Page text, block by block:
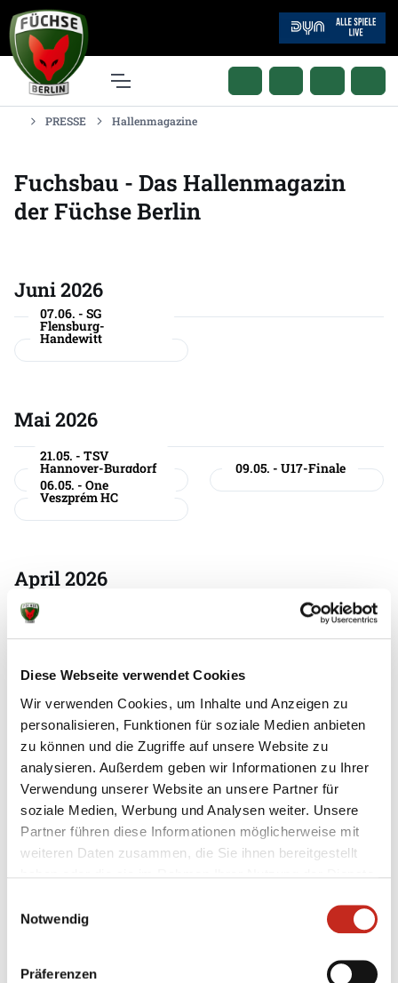
Diese Webseite verwendet Cookies
Wir verwenden Cookies, um Inhalte und Anzeigen zu
personalisieren, Funktionen für soziale Medien anbieten
zu können und die Zugriffe auf unsere Website zu
analysieren. Außerdem geben wir Informationen zu Ihrer
Verwendung unserer Website an unsere Partner für
soziale Medien, Werbung und Analysen weiter. Unsere
Partner führen diese Informationen möglicherweise mit
weiteren Daten zusammen, die Sie ihnen bereitgestellt
Notwendig
Präferenzen
PRESSE Hallenmagazine
Fuchsbau - Das Hallenmagazin
der Füchse Berlin
Juni 2026
07.06. - SG
Flensburg-
Handewitt
Mai 2026
21.05. - TSV
Hannover-Burgdorf
09.05. - U17-Finale
06.05. - One
Veszprém HC
April 2026
05.04. - SC DHfK
März 2026
15.03. - HC Erlangen
12.03. - HBC Nantes
01.03. - Rhein-
Neckar Löwen
Kielce